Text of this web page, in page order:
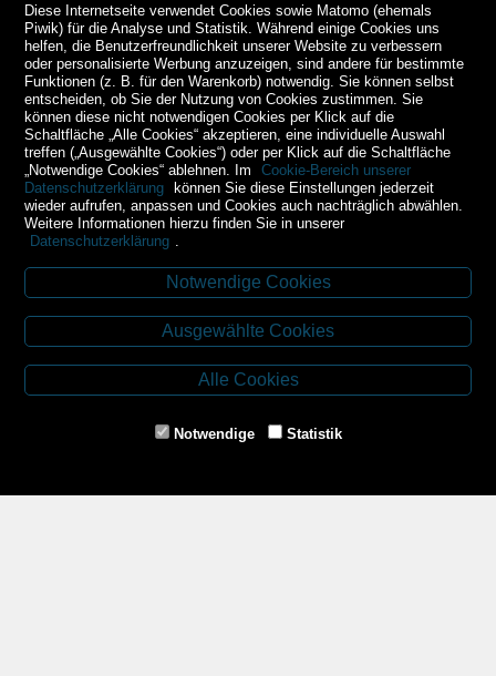
Kontakt
Budweiser Str. 3
3943 Schrems
Tel.: 02853/77239
E-Mail: schrems@spazierer.at
Diese Internetseite verwendet Cookies sowie Matomo (ehemals
Piwik) für die Analyse und Statistik. Während einige Cookies uns
helfen, die Benutzerfreundlichkeit unserer Website zu verbessern
oder personalisierte Werbung anzuzeigen, sind andere für bestimmte
Funktionen (z. B. für den Warenkorb) notwendig. Sie können selbst
entscheiden, ob Sie der Nutzung von Cookies zustimmen. Sie
können diese nicht notwendigen Cookies per Klick auf die
Schaltfläche „Alle Cookies“ akzeptieren, eine individuelle Auswahl
treffen („Ausgewählte Cookies“) oder per Klick auf die Schaltfläche
„Notwendige Cookies“ ablehnen. Im
Cookie-Bereich unserer
Datenschutzerklärung können Sie diese Einstellungen jederzeit
wieder aufrufen, anpassen und Cookies auch nachträglich abwählen.
Weitere Informationen hierzu finden Sie in unserer
Datenschutzerklärung
Notwendige Cookies
Ausgewählte Cookies
Alle Cookies
Notwendige Statistik